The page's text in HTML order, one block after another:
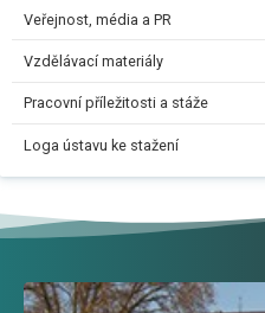
Veřejnost, média a PR
Vzdělávací materiály
Pracovní příležitosti a stáže
Loga ústavu ke stažení